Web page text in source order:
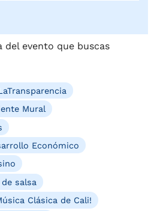
del evento que buscas
Mural
Económico
salsa
Clásica de Cali!